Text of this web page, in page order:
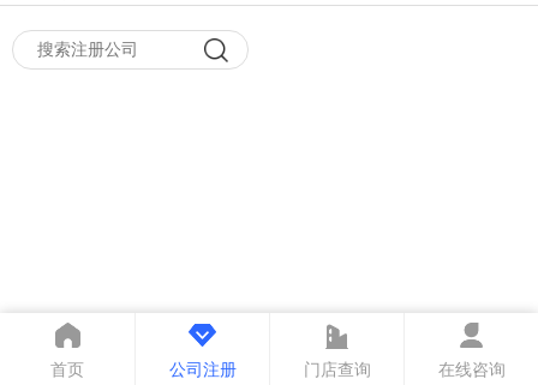
首页 公司注册 门店查询 在线咨询